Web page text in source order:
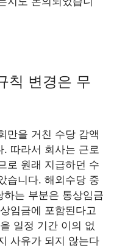
칙 변경은 무
만을 거친 수당 감액
. 따라서 회사는 근로
로 원래 지급하던 수
습니다. 해외수당 중
는 부분은 통상임금
임금에 포함된다고
일정 기간 이의 없
사유가 되지 않는다